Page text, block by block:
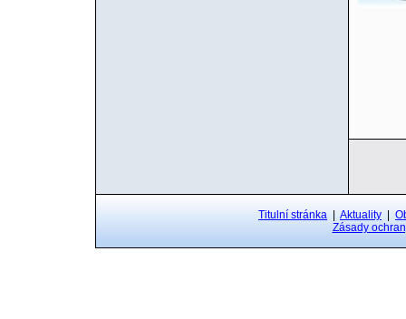
Titulní stránka Aktuality
Zásady